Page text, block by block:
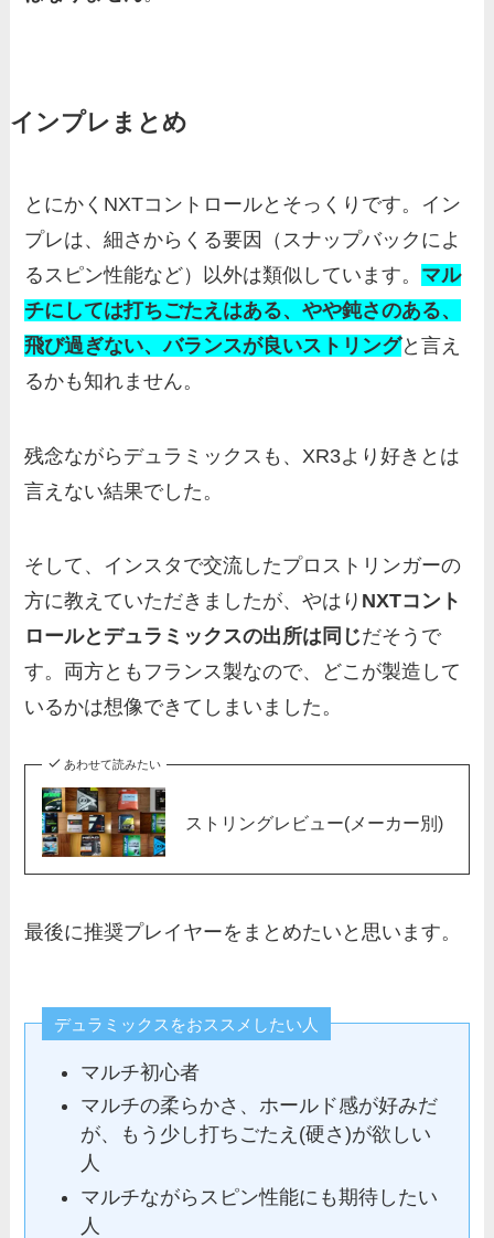
インプレまとめ
とにかくNXTコントロールとそっくりです。イン
プレは、細さからくる要因（スナップバックによ
るスピン性能など）以外は類似しています。 マル
チにしては打ちごたえはある、やや鈍さのある、
飛び過ぎない、バランスが良いストリングと言え
るかも知れません。
残念ながらデュラミックスも、XR3より好きとは
言えない結果でした。
そして、インスタで交流したプロストリンガーの
方に教えていただきましたが、やはり NXTコント
ロールとデュラミックスの出所は同じだそうで
す。両方ともフランス製なので、どこが製造して
いるかは想像できてしまいました。
あわせて読みたい
ストリングレビュー(メーカー別)
最後に推奨プレイヤーをまとめたいと思います。
デュラミックスをおススメしたい人
マルチ初心者
マルチの柔らかさ、ホールド感が好みだ
が、もう少し打ちごたえ(硬さ)が欲しい
人
マルチながらスピン性能にも期待したい
人